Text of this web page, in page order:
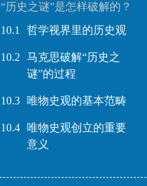
“历史之谜”是怎样破解的？
10.1
哲学视界里的历史观
10.2
马克思破解“历史之
谜”的过程
10.3 唯物史观的基本范畴
10.4
唯物史观创立的重要
意义